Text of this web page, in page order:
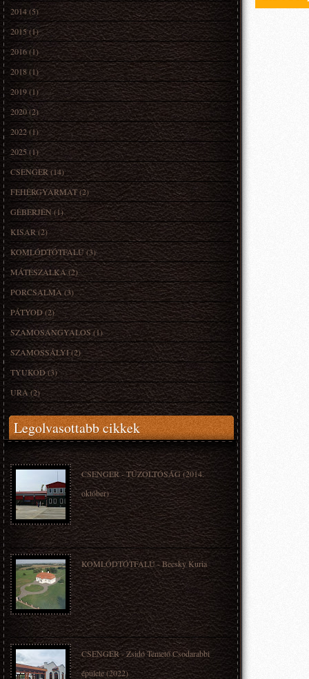
2014(5)
2015(1)
2016(1)
2018(1)
2019(1)
2020(2)
2022(1)
2025(1)
CSENGER(14)
FEHÉRGYARMAT(2)
GÉBERJÉN (1)
KISAR (2)
KOMLÓDTÓTFALÚ(3)
MÁTÉSZALKA(2)
PORCSALMA(3)
PÁTYOD(2)
SZAMOSANGYALOS(1)
SZAMOSSÁLYI(2)
TYUKOD(3)
URA(2)
Legolvasottabb cikkek
CSENGER - TŰZOLTÓSÁG (2014.
október)
KOMLÓDTÓTFALÚ - Becsky Kuria
CSENGER - Zsidó Temető Csodarabbi
épülete (2022)